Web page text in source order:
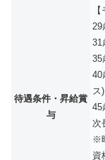
待遇条件・昇給賞
与
29
31
35
40
ス)
45
次
※
資